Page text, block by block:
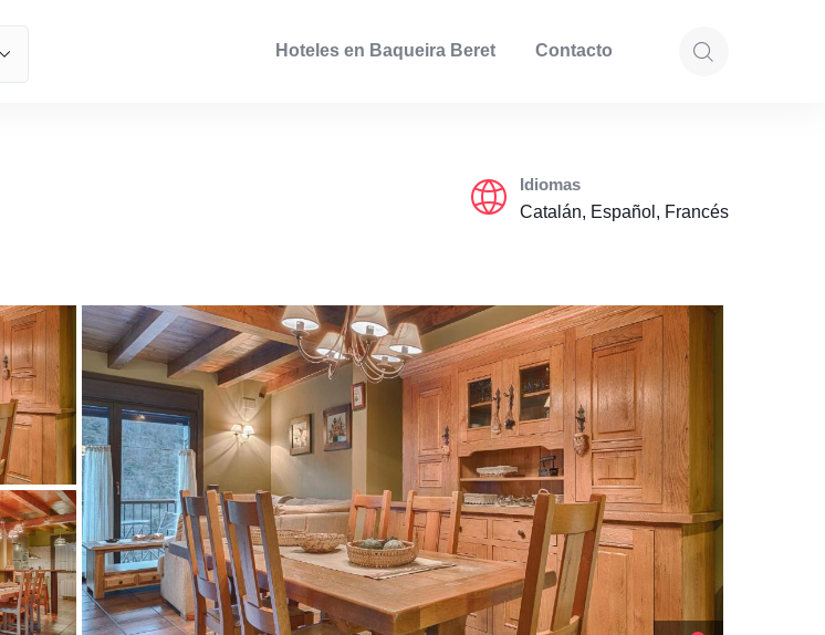
Hoteles en Baqueira Beret Contacto
Idiomas
Catalán, Español, Francés